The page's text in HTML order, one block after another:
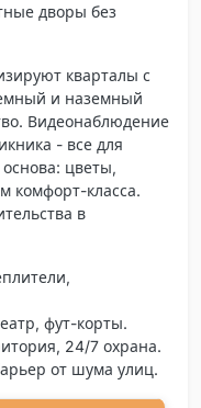
дворы без
кварталы с
и наземный
Видеонаблюдение
- все для
цветы,
комфорт-класса.
в
фут-корты.
24/7 охрана.
от шума улиц.